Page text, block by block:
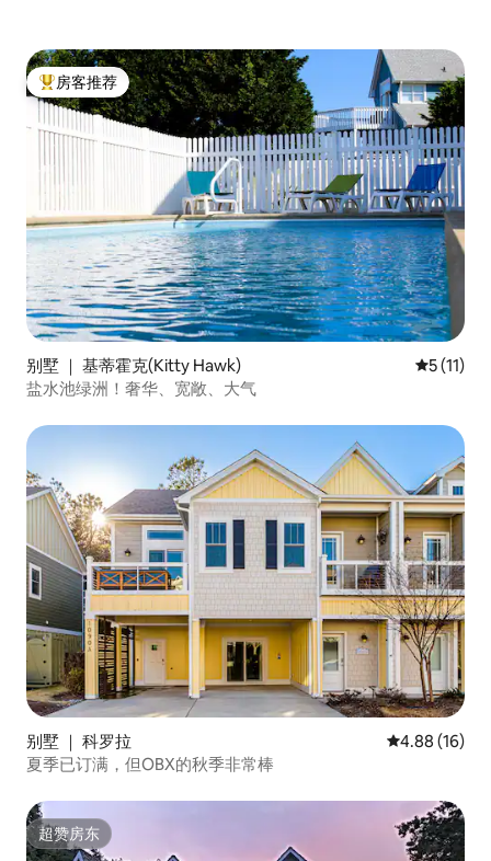
热门「房客推荐」
房客推荐
别墅 ｜ 基蒂霍克(Kitty Hawk) 平均评分
5 (11)
盐水池绿洲！奢华、宽敞、大气
别墅 ｜ 科罗拉 平均评分
4.88 (16)
夏季已订满，但OBX的秋季非常棒
超赞房东
超赞房东